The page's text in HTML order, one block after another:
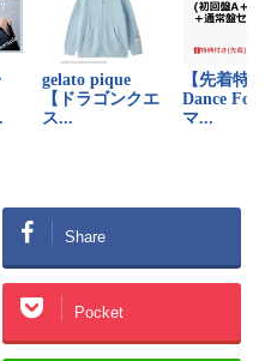
Share
Pocket